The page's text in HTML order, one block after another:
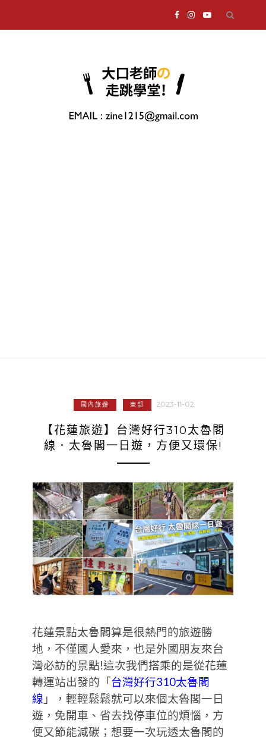
國內旅遊 東部 2023-11-02
【花蓮旅遊】台灣好行310太魯閣
線．太魯閣一日遊，方便又環保!
花蓮景點太魯閣算是很熱門的旅遊勝
地，不僅國人愛來，也是外國朋友來台
灣必訪的景點!這次我們搭乘的是從花蓮
轉運站出發的「台灣好行310太魯閣
線 」，輕輕鬆鬆就可以來個太魯閣一日
遊，免開車、省去找停車位的煩惱，方
便又節能減碳；想要一次玩透太魯閣的